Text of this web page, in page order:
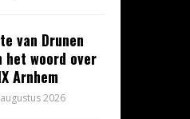
van Drunen
het woord over
Arnhem
2026